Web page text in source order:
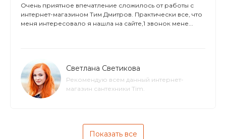
Очень приятное впечатление сложилось от работы с
интернет-магазином Тим Дмитров. Практически все, что
меня интересовало я нашла на сайте,1 звонок мене...
Светлана Светикова
Рекомендую всем данный интернет-
магазин сантехники Tim.
Показать все